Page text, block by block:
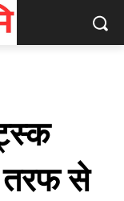
तरफ से